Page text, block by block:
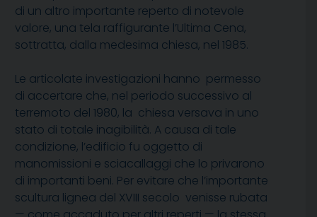
di un altro importante reperto di notevole
valore, una tela raffigurante l’Ultima Cena,
sottratta, dalla medesima chiesa, nel 1985.
Le articolate investigazioni hanno permesso
di accertare che, nel periodo successivo al
terremoto del 1980, la chiesa versava in uno
stato di totale inagibilità. A causa di tale
condizione, l’edificio fu oggetto di
manomissioni e sciacallaggi che lo privarono
di importanti beni. Per evitare che l’importante
scultura lignea del XVIII secolo venisse rubata